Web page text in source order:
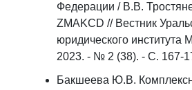
Федерации / В.В.
ZMAKCD // Вестник
юридического института
2023. - № 2 (38). - С. 167-
Бакшеева Ю.В.